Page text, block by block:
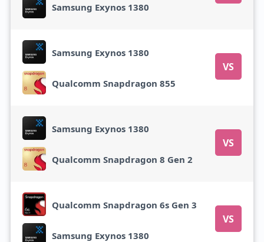
Samsung Exynos 1380
Samsung Exynos 1380
VS
Qualcomm Snapdragon 855
Samsung Exynos 1380
VS
Qualcomm Snapdragon 8 Gen 2
Qualcomm Snapdragon 6s Gen 3
VS
Samsung Exynos 1380